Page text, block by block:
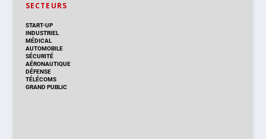
SECTEURS
START-UP
INDUSTRIEL
MÉDICAL
AUTOMOBILE
SÉCURITÉ
AÉRONAUTIQUE
DÉFENSE
TÉLÉCOMS
GRAND PUBLIC